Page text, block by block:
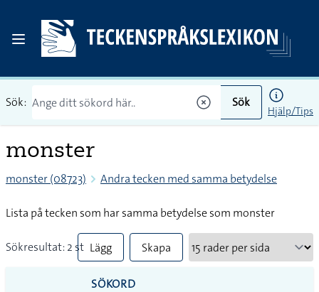
Sök: Sök
Hjälp/Tips
monster
monster (08723) Andra tecken med samma betydelse
Lista på tecken som har samma betydelse som monster
Sökresultat: 2 st Lägg
till
Skapa
SÖKORD